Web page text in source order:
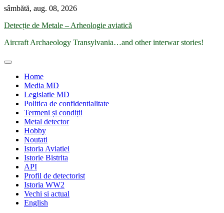
Skip
content
sâmbătă, aug. 08, 2026
Detecție de Metale – Arheologie aviatică
Aircraft Archaeology Transylvania…and other interwar stories!
Home
Media MD
Legislatie MD
Politica de confidentialitate
Termeni și condiții
Metal detector
Hobby
Noutati
Istoria Aviatiei
Istorie Bistrita
API
Profil de detectorist
Istoria WW2
Vechi si actual
English